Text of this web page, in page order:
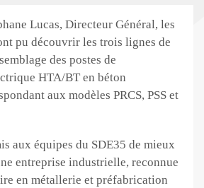
Lucas, Directeur Général, les
pu découvrir les trois lignes de
des postes de
HTA/BT en béton
aux modèles PRCS, PSS et
aux équipes du SDE35 de mieux
entreprise industrielle, reconnue
en métallerie et préfabrication